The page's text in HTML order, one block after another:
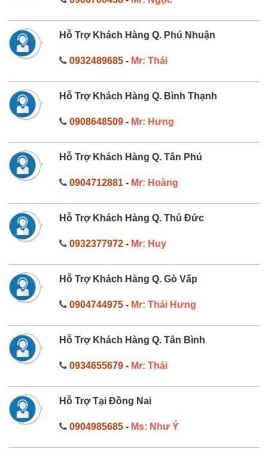
Hỗ Trợ Khách Hàng Q. Phú Nhuận
0932489685- Mr: Thái
Hỗ Trợ Khách Hàng Q. Bình Thạnh
0908648509- Mr: Hưng
Hỗ Trợ Khách Hàng Q. Tân Phú
0904712881- Mr: Hoàng
Hỗ Trợ Khách Hàng Q. Thủ Đức
0932377972- Mr: Huy
Hỗ Trợ Khách Hàng Q. Gò Vấp
0904744975- Mr: Thái Hưng
Hỗ Trợ Khách Hàng Q. Tân Bình
0934655679- Mr: Thái
Hỗ Trợ Tại Đồng Nai
0904985685- Ms: Như Ý